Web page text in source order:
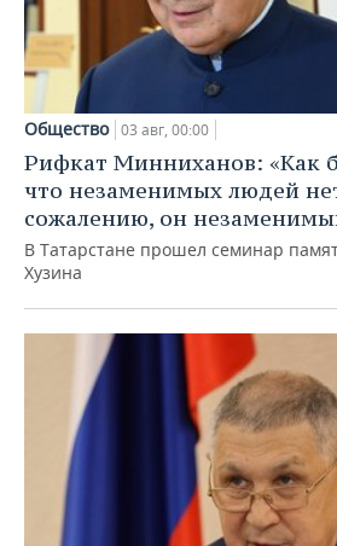
Общество 03 авг, 00:00
Рифкат Минниханов: «Как
что незаменимых людей
сожалению, он
В Татарстане прошел семинар
Хузина